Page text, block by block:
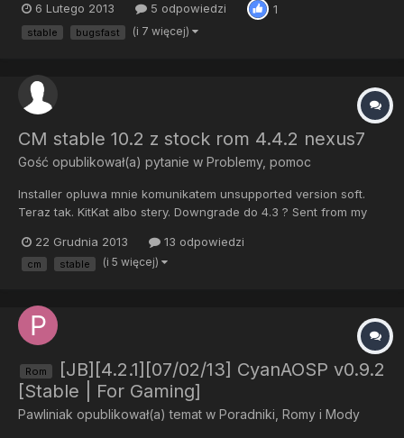
6 Lutego 2013 5 odpowiedzi 1
stable bugsfast (i 7 więcej)
CM stable 10.2 z stock rom 4.4.2 nexus7
Gość opublikował(a) pytanie w Problemy, pomoc
Installer opluwa mnie komunikatem unsupported version soft.
Teraz tak. KitKat albo stery. Downgrade do 4.3 ? Sent from my
22 Grudnia 2013
13 odpowiedzi
cm stable (i 5 więcej)
Rom
[JB][4.2.1][07/02/13] CyanAOSP v0.9.2
[Stable | For Gaming]
Pawliniak opublikował(a) temat w Poradniki, Romy i Mody